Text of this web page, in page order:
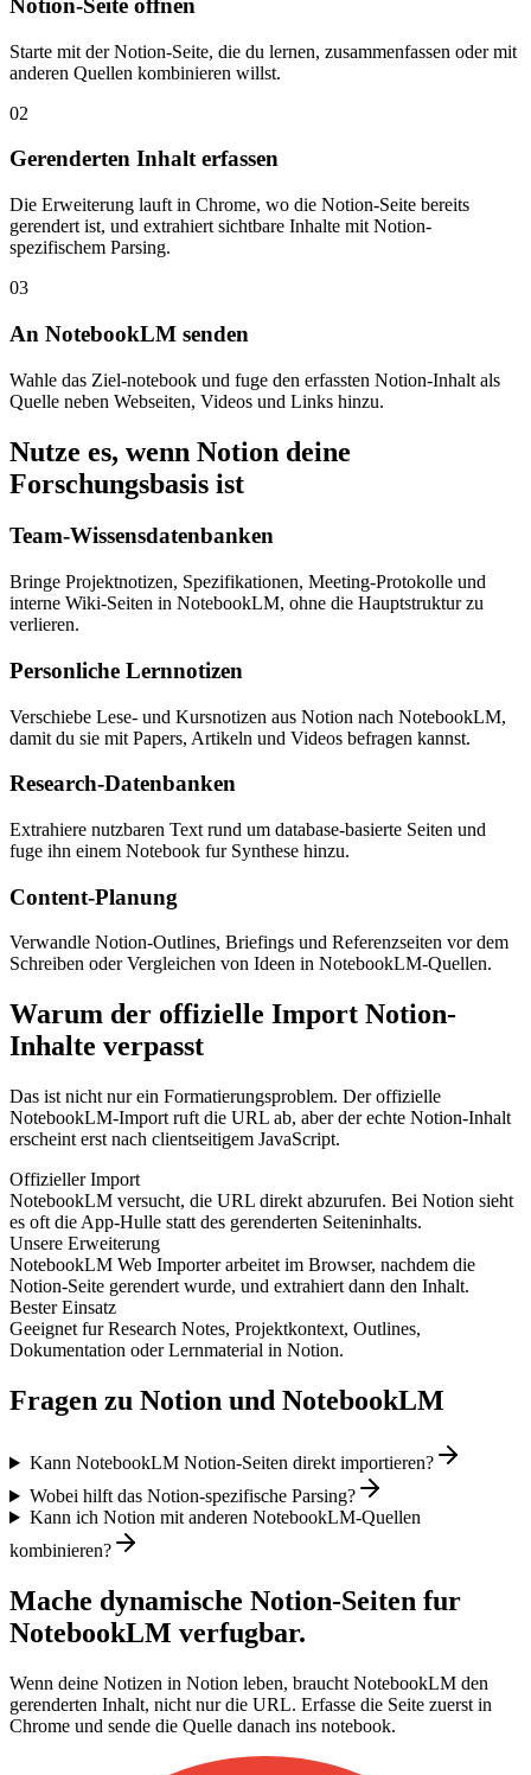
Notion-Seite offnen
Starte mit der Notion-Seite, die du lernen, zusammenfassen oder mit
anderen Quellen kombinieren willst.
02
Gerenderten Inhalt erfassen
Die Erweiterung lauft in Chrome, wo die Notion-Seite bereits
gerendert ist, und extrahiert sichtbare Inhalte mit Notion-
spezifischem Parsing.
03
An NotebookLM senden
Wahle das Ziel-notebook und fuge den erfassten Notion-Inhalt als
Quelle neben Webseiten, Videos und Links hinzu.
Nutze es, wenn Notion deine
Forschungsbasis ist
Team-Wissensdatenbanken
Bringe Projektnotizen, Spezifikationen, Meeting-Protokolle und
interne Wiki-Seiten in NotebookLM, ohne die Hauptstruktur zu
verlieren.
Personliche Lernnotizen
Verschiebe Lese- und Kursnotizen aus Notion nach NotebookLM,
damit du sie mit Papers, Artikeln und Videos befragen kannst.
Research-Datenbanken
Extrahiere nutzbaren Text rund um database-basierte Seiten und
fuge ihn einem Notebook fur Synthese hinzu.
Content-Planung
Verwandle Notion-Outlines, Briefings und Referenzseiten vor dem
Schreiben oder Vergleichen von Ideen in NotebookLM-Quellen.
Warum der offizielle Import Notion-
Inhalte verpasst
Das ist nicht nur ein Formatierungsproblem. Der offizielle
NotebookLM-Import ruft die URL ab, aber der echte Notion-Inhalt
erscheint erst nach clientseitigem JavaScript.
Offizieller Import
NotebookLM versucht, die URL direkt abzurufen. Bei Notion sieht
es oft die App-Hulle statt des gerenderten Seiteninhalts.
Unsere Erweiterung
NotebookLM Web Importer arbeitet im Browser, nachdem die
Notion-Seite gerendert wurde, und extrahiert dann den Inhalt.
Bester Einsatz
Geeignet fur Research Notes, Projektkontext, Outlines,
Dokumentation oder Lernmaterial in Notion.
Fragen zu Notion und NotebookLM
Kann NotebookLM Notion-Seiten direkt importieren?
Wobei hilft das Notion-spezifische Parsing?
Kann ich Notion mit anderen NotebookLM-Quellen
kombinieren?
Mache dynamische Notion-Seiten fur
NotebookLM verfugbar.
Wenn deine Notizen in Notion leben, braucht NotebookLM den
gerenderten Inhalt, nicht nur die URL. Erfasse die Seite zuerst in
Chrome und sende die Quelle danach ins notebook.